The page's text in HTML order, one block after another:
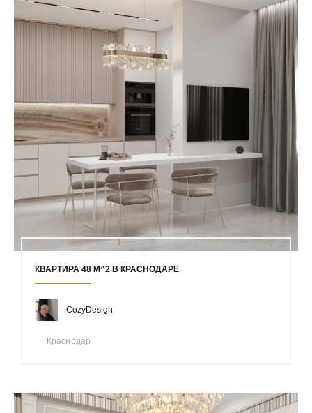
КВАРТИРА 48 М^2 В КРАСНОДАРЕ
CozyDesign
Краснодар